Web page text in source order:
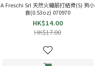
A Freschi SrI 天然火雞筋打結骨(S) 狗小
食(0.53oz) 070970
HK$14.00
HK$17.00